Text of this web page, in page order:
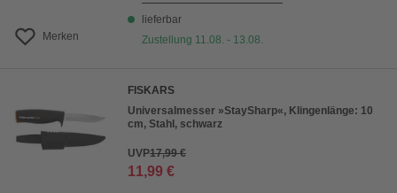
Merken
lieferbar
Zustellung 11.08. - 13.08.
FISKARS
Universalmesser »StaySharp«, Klingenlänge: 10
cm, Stahl, schwarz
UVP17,99 €
11,99 €